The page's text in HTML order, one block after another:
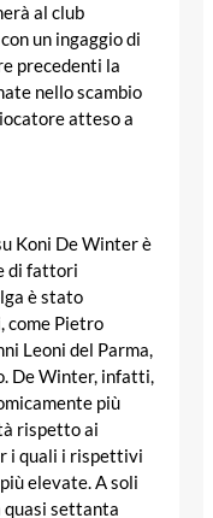
al club
un ingaggio di
precedenti la
nello scambio
atteso a
Koni De Winter è
di fattori
è stato
come Pietro
Leoni del Parma,
De Winter, infatti,
più
rispetto ai
i quali i rispettivi
elevate. A soli
settanta